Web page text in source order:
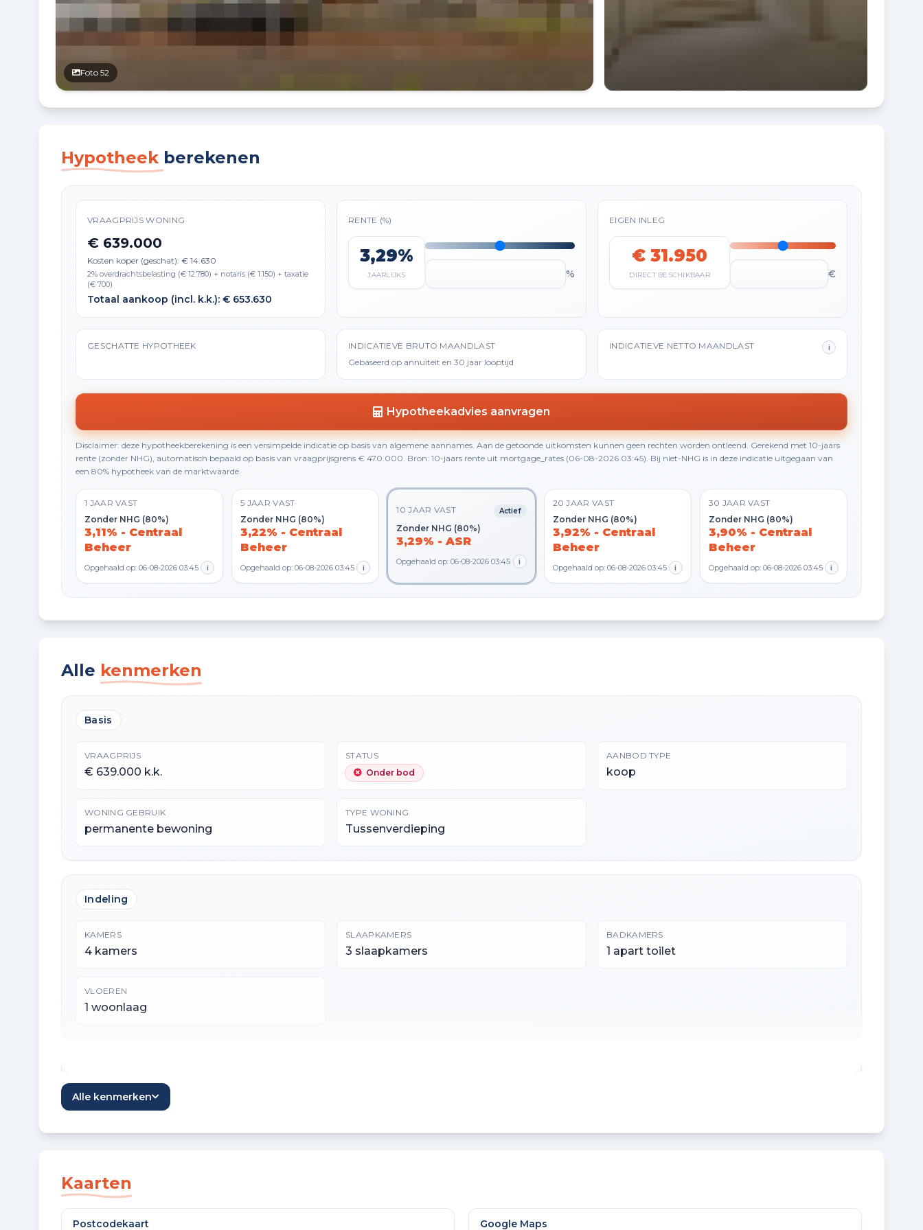
Foto 52
Hypotheek berekenen
VRAAGPRIJS WONING
€ 639.000
Kosten koper (geschat): € 14.630
2% overdrachtsbelasting (€ 12.780) + notaris (€ 1.150) + taxatie
(€ 700)
Totaal aankoop (incl. k.k.): € 653.630
RENTE (%)
3,29%
JAARLIJKS %
EIGEN INLEG
€ 31.950
DIRECT BESCHIKBAAR €
GESCHATTE HYPOTHEEK
INDICATIEVE BRUTO MAANDLAST
Gebaseerd op annuïteit en 30 jaar looptijd
INDICATIEVE NETTO MAANDLAST i
Hypotheekadvies aanvragen
Disclaimer: deze hypotheekberekening is een versimpelde indicatie op basis van algemene aannames. Aan de getoonde uitkomsten kunnen geen rechten worden ontleend. Gerekend met 10-jaars
rente (zonder NHG), automatisch bepaald op basis van vraagprijsgrens € 470.000. Bron: 10-jaars rente uit mortgage_rates (06-08-2026 03:45). Bij niet-NHG is in deze indicatie uitgegaan van
een 80% hypotheek van de marktwaarde.
1 JAAR VAST
Zonder NHG (80%)
3,11% - Centraal
Beheer
Opgehaald op: 06-08-2026 03:45 i
5 JAAR VAST
Zonder NHG (80%)
3,22% - Centraal
Beheer
Opgehaald op: 06-08-2026 03:45 i
10 JAAR VAST Actief
Zonder NHG (80%)
3,29% - ASR
Opgehaald op: 06-08-2026 03:45 i
20 JAAR VAST
Zonder NHG (80%)
3,92% - Centraal
Beheer
Opgehaald op: 06-08-2026 03:45 i
30 JAAR VAST
Zonder NHG (80%)
3,90% - Centraal
Beheer
Opgehaald op: 06-08-2026 03:45 i
Alle kenmerken
Basis
VRAAGPRIJS
€ 639.000 k.k.
STATUS
Onder bod
AANBOD TYPE
koop
WONING GEBRUIK
permanente bewoning
TYPE WONING
Tussenverdieping
Indeling
KAMERS
4 kamers
SLAAPKAMERS
3 slaapkamers
BADKAMERS
1 apart toilet
VLOEREN
1 woonlaag
WOONOPPERVLAKTE
9 m²
Alle kenmerken
Kaarten
Postcodekaart Google Maps